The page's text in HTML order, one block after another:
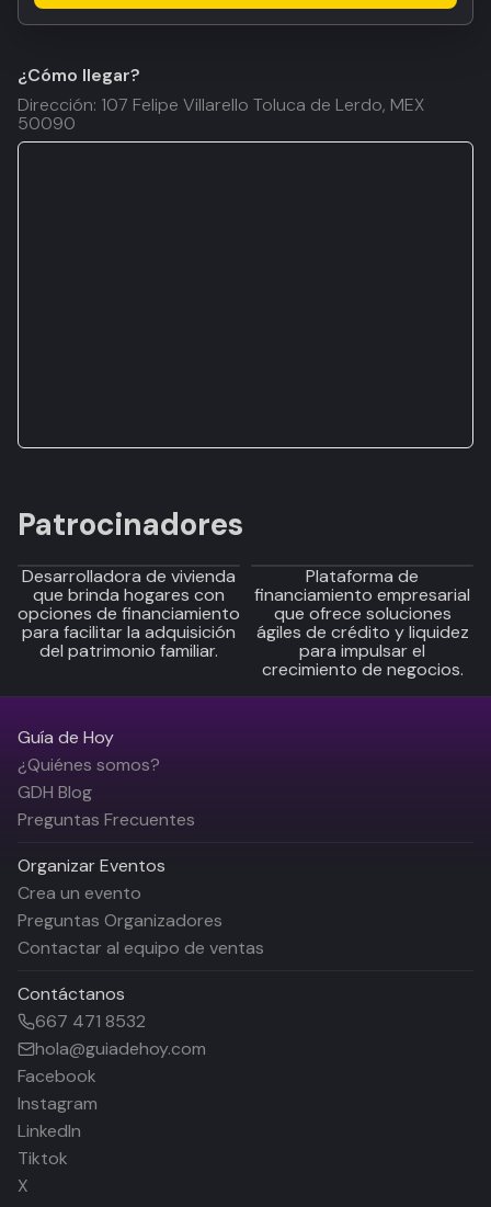
¿Cómo llegar?
Dirección: 107 Felipe Villarello Toluca de Lerdo, MEX
50090
Patrocinadores
Desarrolladora de vivienda
que brinda hogares con
opciones de financiamiento
para facilitar la adquisición
del patrimonio familiar.
Plataforma de
financiamiento empresarial
que ofrece soluciones
ágiles de crédito y liquidez
para impulsar el
crecimiento de negocios.
Guía de Hoy
¿Quiénes somos?
GDH Blog
Preguntas Frecuentes
Organizar Eventos
Crea un evento
Preguntas Organizadores
Contactar al equipo de ventas
Contáctanos
667 471 8532
hola@guiadehoy.com
Facebook
Instagram
LinkedIn
Tiktok
X